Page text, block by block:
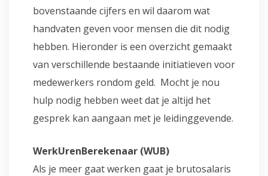
bovenstaande cijfers en wil daarom wat
handvaten geven voor mensen die dit nodig
hebben. Hieronder is een overzicht gemaakt
van verschillende bestaande initiatieven voor
medewerkers rondom geld. Mocht je nou
hulp nodig hebben weet dat je altijd het
gesprek kan aangaan met je leidinggevende.
WerkUrenBerekenaar (WUB)
Als je meer gaat werken gaat je brutosalaris